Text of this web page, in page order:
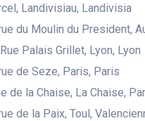
Landivisiau, Landivisia
du Moulin du President,
Palais Grillet, Lyon, Lyon
de Seze, Paris, Paris
de la Chaise, La Chaise,
de la Paix, Toul,